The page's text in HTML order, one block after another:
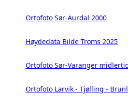
Ortofoto Sør-Aurdal 2000
Høydedata Bilde Troms 2025
Ortofoto Sør-Varanger
Ortofoto Larvik - Tjølling -